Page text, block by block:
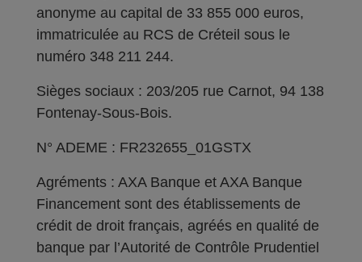
anonyme au capital de 33 855 000 euros,
immatriculée au RCS de Créteil sous le
numéro 348 211 244.
Sièges sociaux : 203/205 rue Carnot, 94 138
Fontenay-Sous-Bois.
N° ADEME : FR232655_01GSTX
Agréments : AXA Banque et AXA Banque
Financement sont des établissements de
crédit de droit français, agréés en qualité de
banque par l’Autorité de Contrôle Prudentiel